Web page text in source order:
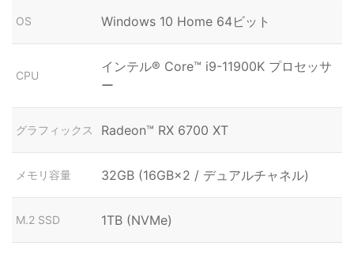
OS Windows 10 Home 64ビット
CPU
インテル® Core™ i9-11900K プロセッサ
ー
グラフィックス Radeon™ RX 6700 XT
メモリ容量 32GB (16GB×2 / デュアルチャネル)
M.2 SSD 1TB (NVMe)